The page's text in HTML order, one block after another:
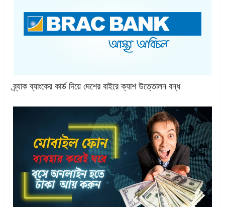
ব্র্যাক ব্যাংকের কার্ড দিয়ে দেশের বাইরে ক্যাশ উত্তোলন বন্ধ